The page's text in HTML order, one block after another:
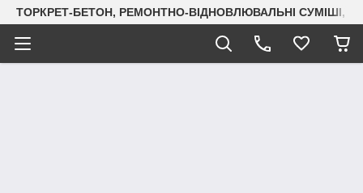
ТОРКРЕТ-БЕТОН, РЕМОНТНО-ВІДНОВЛЮВАЛЬНІ СУМІШІ,